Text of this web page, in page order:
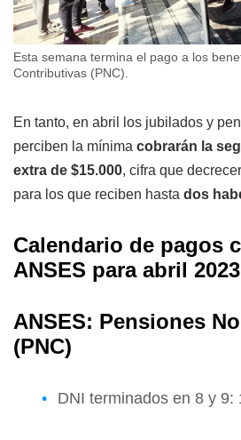
Esta semana termina el pago a los
Contributivas (PNC).
En tanto, en abril los jubilados y
perciben la mínima cobrarán la
extra de $15.000, cifra que
para los que reciben hasta dos
Calendario de pagos
ANSES para abril 2023
ANSES: Pensiones
(PNC)
DNI terminados en 8 y 9: